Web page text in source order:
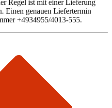
Regel ist mit einer Lieferung
Einen genauen Liefertermin
+4934955/4013-555.